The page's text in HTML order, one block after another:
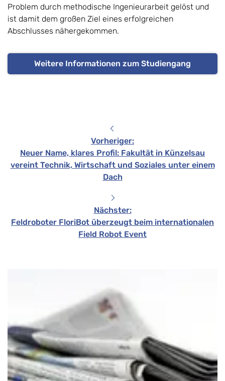
Problem durch methodische Ingenieurarbeit gelöst und
ist damit dem großen Ziel eines erfolgreichen
Abschlusses nähergekommen.
Weitere Informationen zum Studiengang
Vorheriger:
Neuer Name, klares Profil: Fakultät in Künzelsau
vereint Technik, Wirtschaft und Soziales unter einem
Dach
Nächster:
Feldroboter FloriBot überzeugt beim internationalen
Field Robot Event